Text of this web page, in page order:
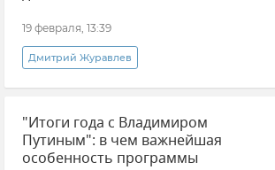
19 февраля, 13:39
Дмитрий Журавлев
Эксклюзивы РИА Новости Крым
Переговоры Россия Украина
Мнения Политика
"Итоги года с Владимиром
Путиным": в чем важнейшая
особенность программы